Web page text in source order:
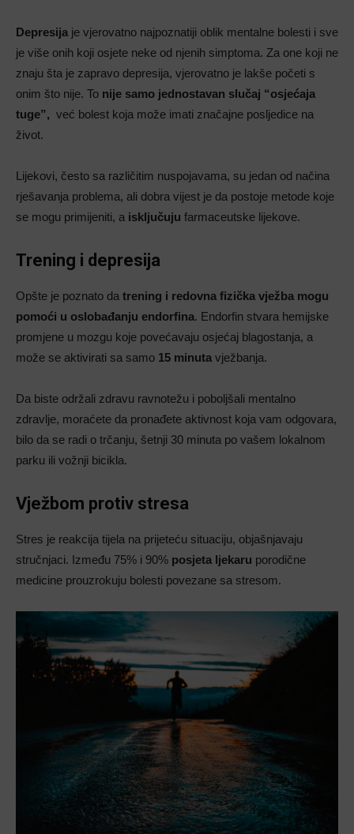
Depresija je vjerovatno najpoznatiji oblik mentalne bolesti i sve
je više onih koji osjete neke od njenih simptoma. Za one koji ne
znaju šta je zapravo depresija, vjerovatno je lakše početi s
onim što nije. To nije samo jednostavan slučaj “osjećaja
tuge”, već bolest koja može imati značajne posljedice na
život.
Lijekovi, često sa različitim nuspojavama, su jedan od načina
rješavanja problema, ali dobra vijest je da postoje metode koje
se mogu primijeniti, a isključuju farmaceutske lijekove.
Trening i depresija
Opšte je poznato da trening i redovna fizička vježba mogu
pomoći u oslobađanju endorfina. Endorfin stvara hemijske
promjene u mozgu koje povećavaju osjećaj blagostanja, a
može se aktivirati sa samo 15 minuta vježbanja.
Da biste održali zdravu ravnotežu i poboljšali mentalno
zdravlje, moraćete da pronađete aktivnost koja vam odgovara,
bilo da se radi o trčanju, šetnji 30 minuta po vašem lokalnom
parku ili vožnji bicikla.
Vježbom protiv stresa
Stres je reakcija tijela na prijeteću situaciju, objašnjavaju
stručnjaci. Između 75% i 90% posjeta ljekaru porodične
medicine prouzrokuju bolesti povezane sa stresom.